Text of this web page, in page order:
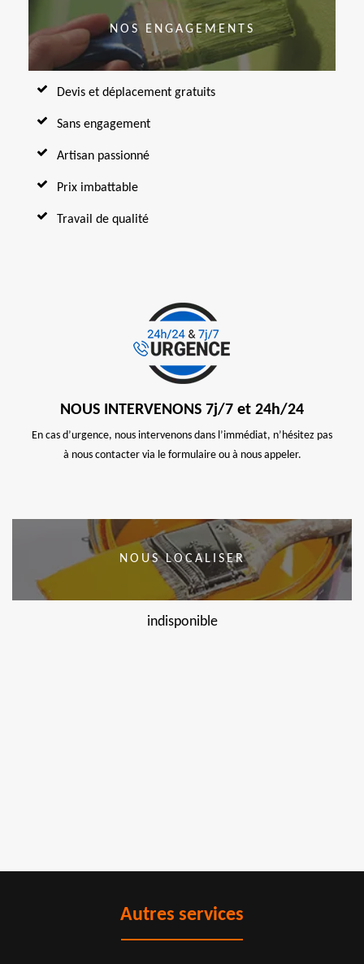
NOS ENGAGEMENTS
Devis et déplacement gratuits
Sans engagement
Artisan passionné
Prix imbattable
Travail de qualité
NOUS INTERVENONS 7j/7 et 24h/24
En cas d’urgence, nous intervenons dans l’immédiat, n’hésitez pas
à nous contacter via le formulaire ou à nous appeler.
NOUS LOCALISER
indisponible
Autres services